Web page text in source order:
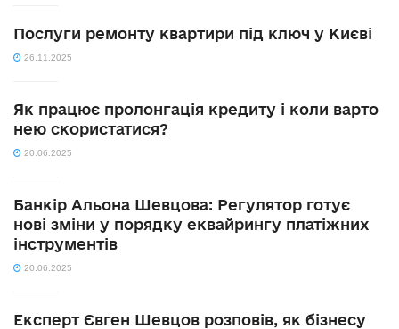
Послуги ремонту квартири під ключ у Києві
26.11.2025
Як працює пролонгація кредиту і коли варто
нею скористатися?
20.06.2025
Банкір Альона Шевцова: Регулятор готує
нові зміни у порядку еквайрингу платіжних
інструментів
20.06.2025
Експерт Євген Шевцов розповів, як бізнесу